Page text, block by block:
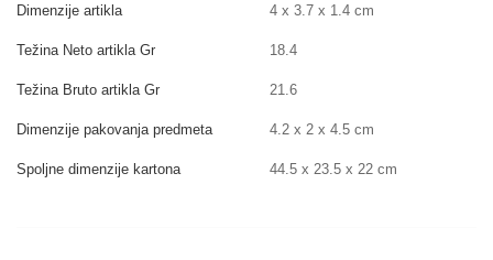
Dimenzije artikla 4 x 3.7 x 1.4 cm
Težina Neto artikla Gr 18.4
Težina Bruto artikla Gr 21.6
Dimenzije pakovanja predmeta 4.2 x 2 x 4.5 cm
Spoljne dimenzije kartona 44.5 x 23.5 x 22 cm